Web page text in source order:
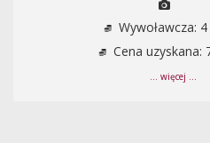
Wywoławcza: 4
Cena uzyskana:
... więcej ...